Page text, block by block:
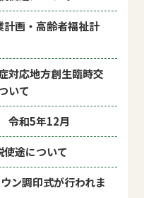
画・高齢者福祉計
対応地方創生臨時交
いて
令和5年12月
途について
ン調印式が行われま